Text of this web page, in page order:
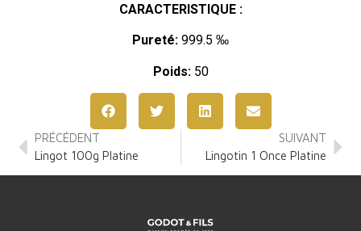
CARACTERISTIQUE :
Pureté: 999.5 ‰
Poids:50
PRÉCÉDENT
Lingot 100g Platine
SUIVANT
Lingotin 1 Once Platine